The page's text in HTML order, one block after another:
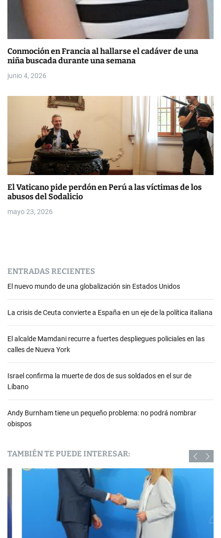
Conmoción en Francia al hallarse el cadáver de una
niña buscada durante una semana
junio 4, 2026
El Vaticano pide perdón en Perú a las víctimas de los
abusos del Sodalicio
mayo 23, 2026
ENTRADAS RECIENTES
El nuevo mundo de una globalización sin Estados Unidos
La crisis de Ceuta convierte a España en un eje de la política italiana
El alcalde Mamdani recurre a fuertes despliegues policiales en las
calles de Nueva York
Israel confirma la muerte de dos de sus soldados en el sur de
Líbano
Andy Burnham tiene un pequeño problema: no podrá nombrar
obispos
TAMBIÉN TE PUEDE INTERESAR: